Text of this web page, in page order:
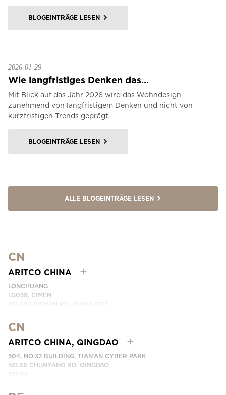
BLOGEINTRÄGE LESEN
2026-01-29
Wie langfristiges Denken das...
Mit Blick auf das Jahr 2026 wird das Wohndesign
zunehmend von langfristigem Denken und nicht von
kurzfristigen Trends geprägt.
BLOGEINTRÄGE LESEN
ALLE BLOGEINTRÄGE LESEN
CN
ARITCO CHINA
LONCHUANG
LG059, CIMEN
NO.407 YISHAN RD, XUHUI DIST.
TELEFONNUMMER: +86 400 6233 121
EMAIL:INFO.CHINA@ARITCO.COM
KONTAKTIEREN SIE UNS
CN
ARITCO CHINA, QINGDAO
504, NO.32 BUILDING, TIAN’AN CYBER PARK
NO.88 CHUNYANG RD. QINGDAO
CHINA
TELEFONNUMMER: +86 532 66736895